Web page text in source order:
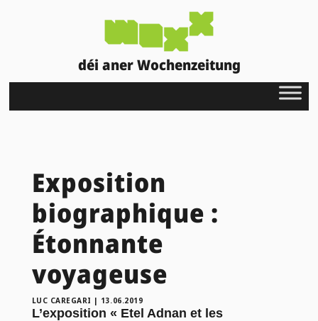
déi aner Wochenzeitung
Exposition
biographique :
Étonnante
voyageuse
LUC CAREGARI | 13.06.2019
L’exposition « Etel Adnan et les